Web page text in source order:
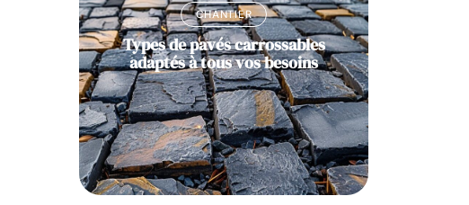
CHANTIER
Types de pavés carrossables
adaptés à tous vos besoins